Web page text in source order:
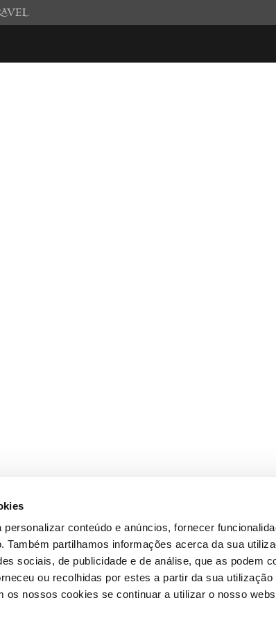
conteúdo e anúncios, fornecer
Também partilhamos informações acerca da sua
sociais, de publicidade e de análise, que as podem
ou recolhidas por estes a partir da sua
os nossos cookies se continuar a utilizar o nosso